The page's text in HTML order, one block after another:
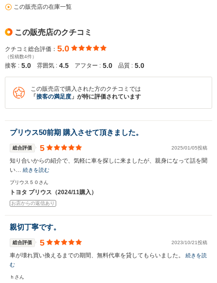
この販売店の在庫一覧
この販売店のクチコミ
クチコミ総合評価： 5.0
（投稿数4件）
接客 : 5.0 雰囲気 : 4.5 アフター : 5.0 品質 : 5.0
この販売店で購入された方のクチコミでは
「 接客の満足度 」が特に評価されています
プリウス50前期 購入させて頂きました。
総合評価 5 2025/01/05投稿
知り合いからの紹介で、気軽に車を探しに来ましたが、親身になって話を聞
い… 続きを読む
プリウス５０さん
トヨタ プリウス（2024/11購入）
お店からの返信あり
親切丁寧です。
総合評価 5 2023/10/21投稿
車が壊れ買い換えるまでの期間、無料代車を貸してもらいました。 続きを読
む
ｈさん